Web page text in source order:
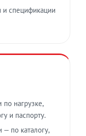
и спецификации
нагрузке,
и паспорту.
по каталогу,